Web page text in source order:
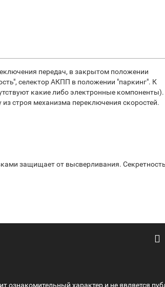
передач, в закрытом положении
селектор АКПП в положении "паркинг". К
какие либо электронные компоненты).
строя механизма переключения скоростей.
защищает от высверливания. Секретность
ознакомительный характер и не является